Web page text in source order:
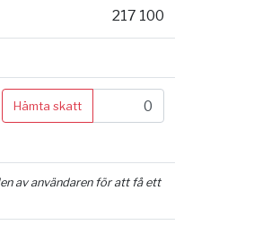
217 100
Hämta skatt
av användaren för att få ett